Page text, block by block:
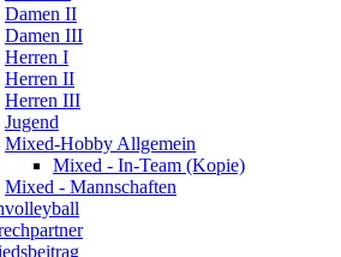
Damen II
Damen III
Herren I
Herren II
Herren III
Jugend
Mixed-Hobby Allgemein
Mixed - In-Team (Kopie)
Mixed - Mannschaften